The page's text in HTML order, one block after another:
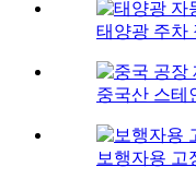
태양광 주차
중국산 스테
보행자용 고